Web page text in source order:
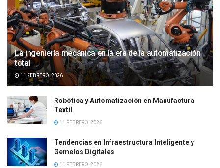
La ingeniería mecánica en la era de la automatización
total
11 FEBRERO, 2026
Robótica y Automatización en Manufactura
Textil
11 FEBRERO, 2026
Tendencias en Infraestructura Inteligente y
Gemelos Digitales
11 FEBRERO, 2026